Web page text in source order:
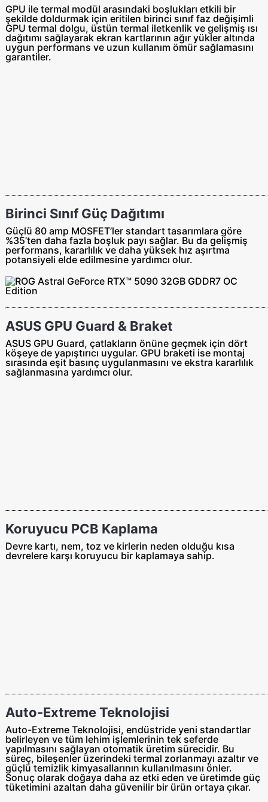
GPU ile termal modül arasındaki boşlukları etkili bir
şekilde doldurmak için eritilen birinci sınıf faz değişimli
GPU termal dolgu, üstün termal iletkenlik ve gelişmiş ısı
dağıtımı sağlayarak ekran kartlarının ağır yükler altında
uygun performans ve uzun kullanım ömür sağlamasını
garantiler.
Birinci Sınıf Güç Dağıtımı
Güçlü 80 amp MOSFET’ler standart tasarımlara göre
%35’ten daha fazla boşluk payı sağlar. Bu da gelişmiş
performans, kararlılık ve daha yüksek hız aşırtma
potansiyeli elde edilmesine yardımcı olur.
ASUS GPU Guard & Braket
ASUS GPU Guard, çatlakların önüne geçmek için dört
köşeye de yapıştırıcı uygular. GPU braketi ise montaj
sırasında eşit basınç uygulanmasını ve ekstra kararlılık
sağlanmasına yardımcı olur.
Koruyucu PCB Kaplama
Devre kartı, nem, toz ve kirlerin neden olduğu kısa
devrelere karşı koruyucu bir kaplamaya sahip.
Auto-Extreme Teknolojisi
Auto-Extreme Teknolojisi, endüstride yeni standartlar
belirleyen ve tüm lehim işlemlerinin tek seferde
yapılmasını sağlayan otomatik üretim sürecidir. Bu
süreç, bileşenler üzerindeki termal zorlanmayı azaltır ve
güçlü temizlik kimyasallarının kullanılmasını önler.
Sonuç olarak doğaya daha az etki eden ve üretimde güç
tüketimini azaltan daha güvenilir bir ürün ortaya çıkar.